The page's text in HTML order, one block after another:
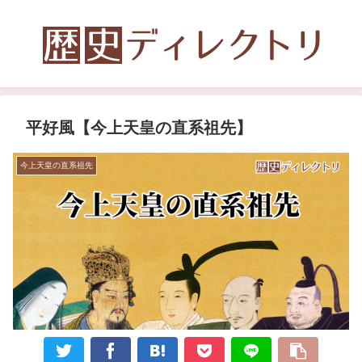
平好風【今上天皇の直系祖先】
今上天皇の直系祖先